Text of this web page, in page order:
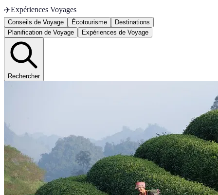
✈️Expériences Voyages
Conseils de Voyage Écotourisme
Destinations
Planification de Voyage
Expériences de Voyage
Rechercher